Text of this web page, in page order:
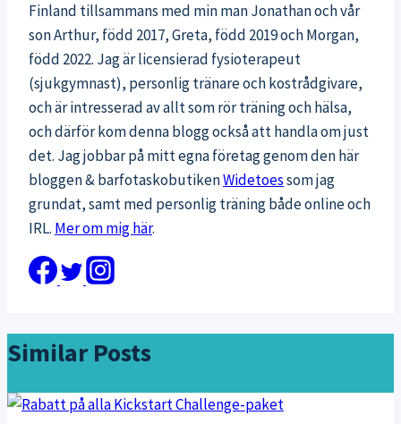
Finland tillsammans med min man Jonathan och vår
son Arthur, född 2017, Greta, född 2019 och Morgan,
född 2022. Jag är licensierad fysioterapeut
(sjukgymnast), personlig tränare och kostrådgivare,
och är intresserad av allt som rör träning och hälsa,
och därför kom denna blogg också att handla om just
det. Jag jobbar på mitt egna företag genom den här
bloggen & barfotaskobutikenWidetoessom jag
grundat, samt med personlig träning både online och
IRL. Mer om mig här.
Similar Posts